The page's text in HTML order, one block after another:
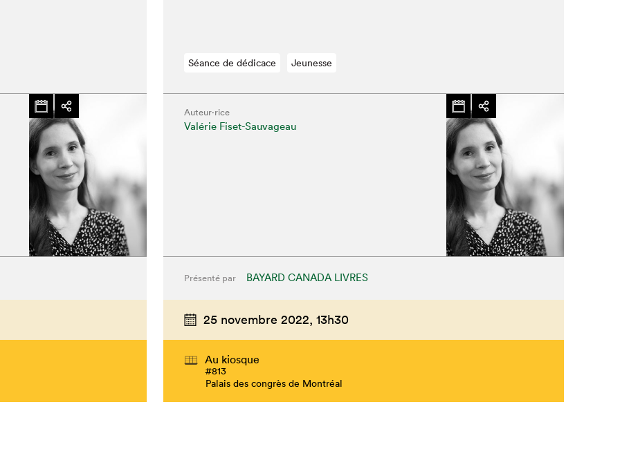
vous?
Séance de dédicace Jeunesse
Auteur·rice
Valérie Fiset-Sauvageau
Présenté par BAYARD CANADA LIVRES
25 novembre 2022, 13h30
Au kiosque
#813
Palais des congrès de Montréal